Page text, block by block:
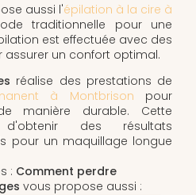
aussi l'épilation à la cire à
traditionnelle pour une
est effectuée avec des
un confort optimal.
réalise des prestations de
à Montbrison pour
manière durable. Cette
des résultats
pour un maquillage longue
: Comment perdre
vous propose aussi :